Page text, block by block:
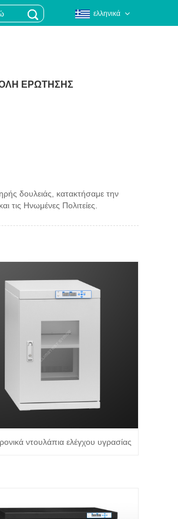
ελληνικά
ΕΡΏΤΗΣΗΣ
δουλειάς, κατακτήσαμε την
τις Ηνωμένες Πολιτείες.
ντουλάπια ελέγχου υγρασίας